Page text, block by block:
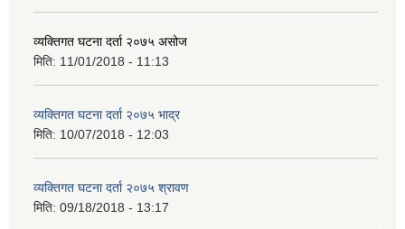
व्यक्तिगत घटना दर्ता २०७५ असोज
मिति: 11/01/2018 - 11:13
व्यक्तिगत घटना दर्ता २०७५ भाद्र
मिति: 10/07/2018 - 12:03
व्यक्तिगत घटना दर्ता २०७५ श्रावण
मिति: 09/18/2018 - 13:17